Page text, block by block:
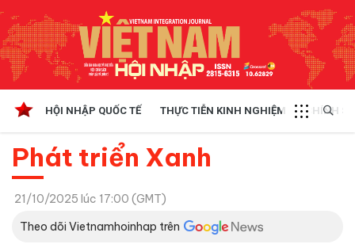
HỘI NHẬP QUỐC TẾ THỰC TIỄN KINH NGHIỆM CHÍNH
Phát triển Xanh
21/10/2025 lúc 17:00 (GMT)
Theo dõi Vietnamhoinhap trên